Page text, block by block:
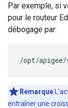
Par exemple, si
pour le routeur
débogage par:
/opt/apigee/
Remarque
entraîner une